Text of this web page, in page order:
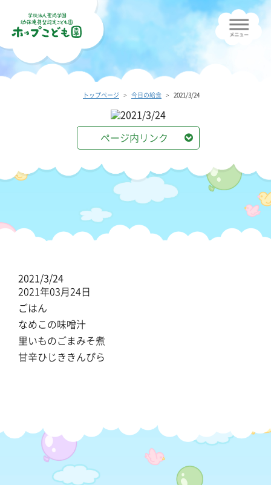
トップページ 今日の給食 2021/3/24
ページ内リンク
2021/3/24
2021年03月24日
ごはん
なめこの味噌汁
里いものごまみそ煮
甘辛ひじききんぴら